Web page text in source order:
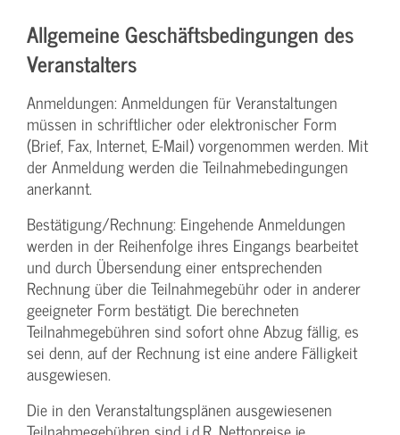
Allgemeine Geschäftsbedingungen des
Veranstalters
Anmeldungen: Anmeldungen für Veranstaltungen
müssen in schriftlicher oder elektronischer Form
(Brief, Fax, Internet, E-Mail) vorgenommen werden. Mit
der Anmeldung werden die Teilnahme­bedingungen
anerkannt.
Bestätigung­/Rechnung: Eingehende Anmeldungen
werden in der Reihenfolge ihres Eingangs bearbeitet
und durch Übersendung einer entsprechenden
Rechnung über die Teilnahmegebühr oder in anderer
geeigneter Form bestätigt. Die berechneten
Teilnahmegebühren sind sofort ohne Abzug fällig, es
sei denn, auf der Rechnung ist eine andere Fälligkeit
ausgewiesen.
Die in den Veranstaltungsplänen ausgewiesenen